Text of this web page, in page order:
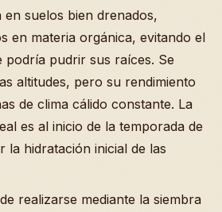
suelos bien drenados,
en materia orgánica, evitando el
podría pudrir sus raíces. Se
altitudes, pero su rendimiento
de clima cálido constante. La
es al inicio de la temporada de
la hidratación inicial de las
realizarse mediante la siembra